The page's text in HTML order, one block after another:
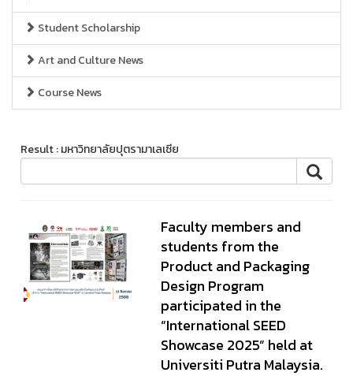
Student Scholarship
Art and Culture News
Course News
Result : มหาวิทยาลัยปุตรามาเลเซีย
Faculty members and
students from the
Product and Packaging
Design Program
participated in the
“International SEED
Showcase 2025” held at
Universiti Putra Malaysia.